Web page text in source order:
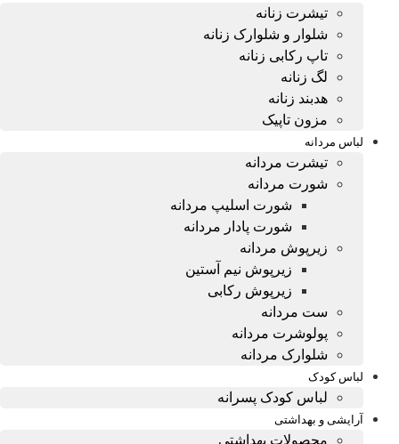
تیشرت زنانه
شلوار و شلوارک زنانه
تاپ رکابی زنانه
لگ زنانه
هدبند زنانه
مزون تاپیک
لباس مردانه
تیشرت مردانه
شورت مردانه
شورت اسلیپ مردانه
شورت پادار مردانه
زیرپوش مردانه
زیرپوش نیم آستین
زیرپوش رکابی
ست مردانه
پولوشرت مردانه
شلوارک مردانه
لباس کودک
لباس کودک پسرانه
آرایشی و بهداشتی
محصولات بهداشتی